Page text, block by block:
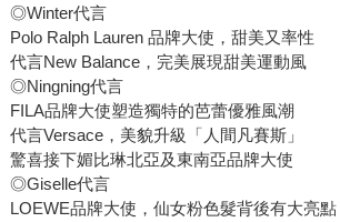
◎Winter代言
Polo Ralph Lauren 品牌大使，甜美又率性
代言New Balance，完美展現甜美運動風
◎Ningning代言
FILA品牌大使塑造獨特的芭蕾優雅風潮
代言Versace，美貌升級「人間凡賽斯」
驚喜接下媚比琳北亞及東南亞品牌大使
◎Giselle代言
LOEWE品牌大使，仙女粉色髮背後有大亮點